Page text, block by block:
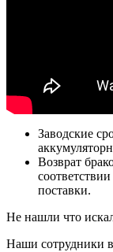
Заводские
Возврат
поставки.
Не нашли что
Наши сотрудники